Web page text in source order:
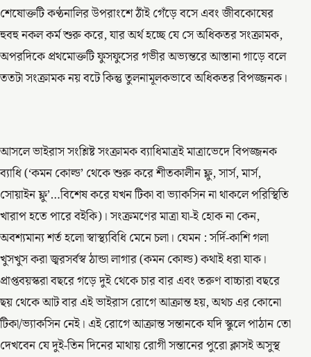
শেষোক্তটি কণ্ঠনালির উপরাংশে ঠাঁই গেঁড়ে বসে এবং জীবকোষের
হুবহু নকল কর্ম শুরু করে, যার অর্থ হচ্ছে যে সে অধিকতর সংক্রামক,
অপরদিকে প্রথমোক্তটি ফুসফুসের গভীর অভ্যন্তরে আস্তানা গাড়ে বলে
ততটা সংক্রামক নয় বটে কিন্তু তুলনামূলকভাবে অধিকতর বিপজ্জনক।
আসলে ভাইরাস সংশ্লিষ্ট সংক্রামক ব্যাধিমাত্রই মাত্রাভেদে বিপজ্জনক
ব্যাধি (‘কমন কোল্ড’ থেকে শুরু করে শীতকালীন ফ্লু, সার্স, মার্স,
সোয়াইন ফ্লু’…বিশেষ করে যখন টিকা বা ভ্যাকসিন না থাকলে পরিস্থিতি
খারাপ হতে পারে বইকি)। সংক্রমণের মাত্রা যা-ই হোক না কেন,
অবশ্যমান্য শর্ত হলো স্বাস্থ্যবিধি মেনে চলা। যেমন : সর্দি-কাশি গলা
খুসখুস করা জ্বরসর্বস্ব ঠান্ডা লাগার (কমন কোল্ড) কথাই ধরা যাক।
প্রাপ্তবয়স্করা বছরে গড়ে দুই থেকে চার বার এবং তরুণ বাচ্চারা বছরে
ছয় থেকে আট বার এই ভাইরাস রোগে আক্রান্ত হয়, অথচ এর কোনো
টিকা/ভ্যাকসিন নেই। এই রোগে আক্রান্ত সন্তানকে যদি স্কুলে পাঠান তো
দেখবেন যে দুই-তিন দিনের মাথায় রোগী সন্তানের পুরো ক্লাসই অসুস্থ